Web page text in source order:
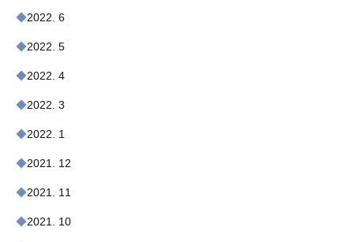
2022. 6
2022. 5
2022. 4
2022. 3
2022. 1
2021. 12
2021. 11
2021. 10